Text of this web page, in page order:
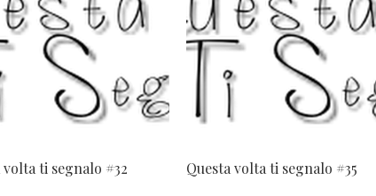
volta ti segnalo #32 Questa volta ti segnalo #35